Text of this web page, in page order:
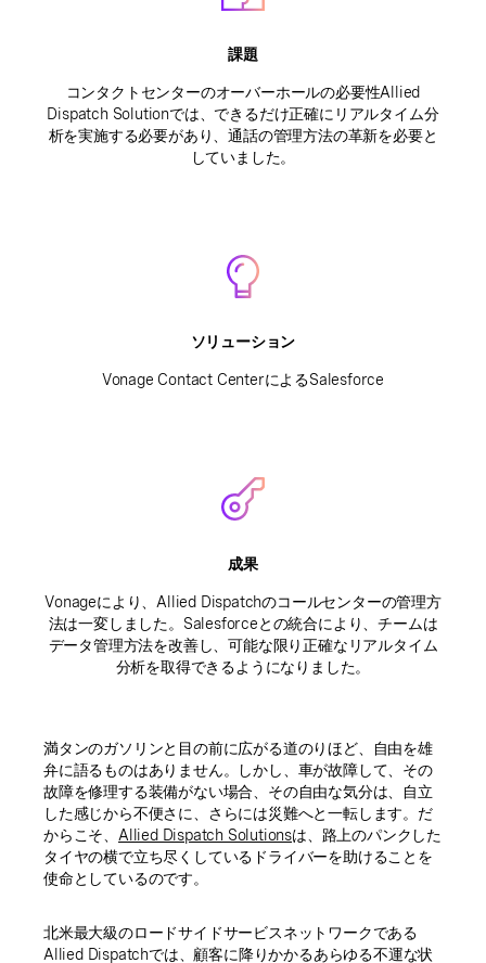
課題
コンタクトセンターのオーバーホールの必要性Allied
Dispatch Solutionでは、できるだけ正確にリアルタイム分
析を実施する必要があり、通話の管理方法の革新を必要と
していました。
ソリューション
Vonage Contact CenterによるSalesforce
成果
Vonageにより、Allied Dispatchのコールセンターの管理方
法は一変しました。Salesforceとの統合により、チームは
データ管理方法を改善し、可能な限り正確なリアルタイム
分析を取得できるようになりました。
満タンのガソリンと目の前に広がる道のりほど、自由を雄
弁に語るものはありません。しかし、車が故障して、その
故障を修理する装備がない場合、その自由な気分は、自立
した感じから不便さに、さらには災難へと一転します。だ
からこそ、 Allied Dispatch Solutionsは、路上のパンクした
タイヤの横で立ち尽くしているドライバーを助けることを
使命としているのです。
北米最大級のロードサイドサービスネットワークである
Allied Dispatchでは、顧客に降りかかるあらゆる不運な状